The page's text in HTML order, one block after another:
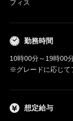
フィス
勤務時間
10時00分～19時00
※グレードに応じて
想定給与